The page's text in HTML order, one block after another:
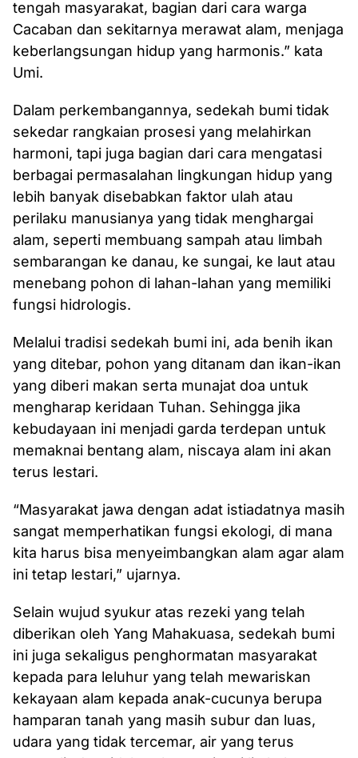
tengah masyarakat, bagian dari cara warga
Cacaban dan sekitarnya merawat alam, menjaga
keberlangsungan hidup yang harmonis.” kata
Umi.
Dalam perkembangannya, sedekah bumi tidak
sekedar rangkaian prosesi yang melahirkan
harmoni, tapi juga bagian dari cara mengatasi
berbagai permasalahan lingkungan hidup yang
lebih banyak disebabkan faktor ulah atau
perilaku manusianya yang tidak menghargai
alam, seperti membuang sampah atau limbah
sembarangan ke danau, ke sungai, ke laut atau
menebang pohon di lahan-lahan yang memiliki
fungsi hidrologis.
Melalui tradisi sedekah bumi ini, ada benih ikan
yang ditebar, pohon yang ditanam dan ikan-ikan
yang diberi makan serta munajat doa untuk
mengharap keridaan Tuhan. Sehingga jika
kebudayaan ini menjadi garda terdepan untuk
memaknai bentang alam, niscaya alam ini akan
terus lestari.
“Masyarakat jawa dengan adat istiadatnya masih
sangat memperhatikan fungsi ekologi, di mana
kita harus bisa menyeimbangkan alam agar alam
ini tetap lestari,” ujarnya.
Selain wujud syukur atas rezeki yang telah
diberikan oleh Yang Mahakuasa, sedekah bumi
ini juga sekaligus penghormatan masyarakat
kepada para leluhur yang telah mewariskan
kekayaan alam kepada anak-cucunya berupa
hamparan tanah yang masih subur dan luas,
udara yang tidak tercemar, air yang terus